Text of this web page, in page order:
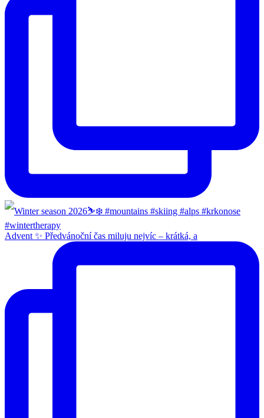
Advent ✨ Předvánoční čas miluju nejvíc – krátká, a